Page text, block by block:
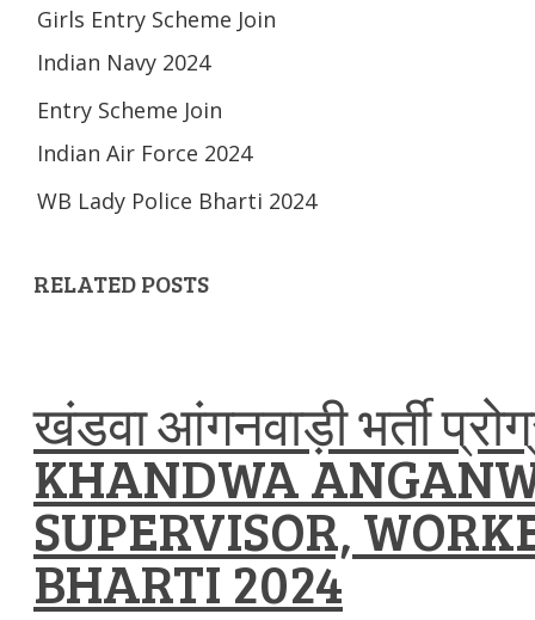
Girls Entry Scheme Join
Indian Navy 2024
Entry Scheme Join
Indian Air Force 2024
WB Lady Police Bharti 2024
RELATED POSTS
खंडवा आंगनवाड़ी भर्ती
KHANDWA
SUPERVISOR,
BHARTI 2024